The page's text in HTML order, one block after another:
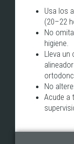
Usa los
(20–22
No
higiene.
Lleva
No
Acude a